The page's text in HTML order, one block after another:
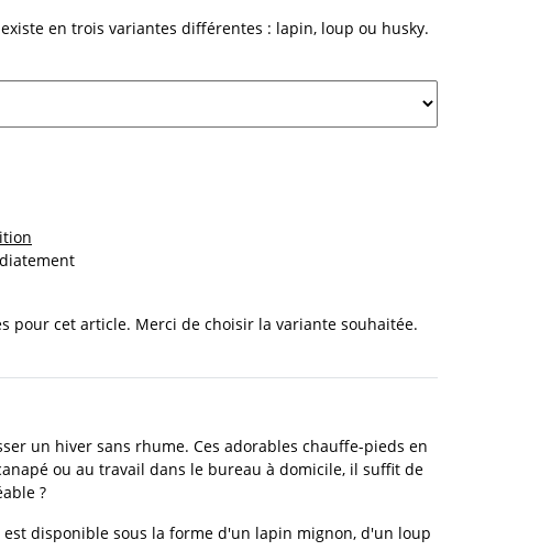
en trois variantes différentes : lapin, loup ou husky.
pour cet article. Merci de choisir la variante souhaitée.
un hiver sans rhume. Ces adorables chauffe-pieds en
ou au travail dans le bureau à domicile, il suffit de
?
disponible sous la forme d'un lapin mignon, d'un loup